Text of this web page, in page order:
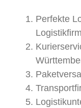
Perfekte